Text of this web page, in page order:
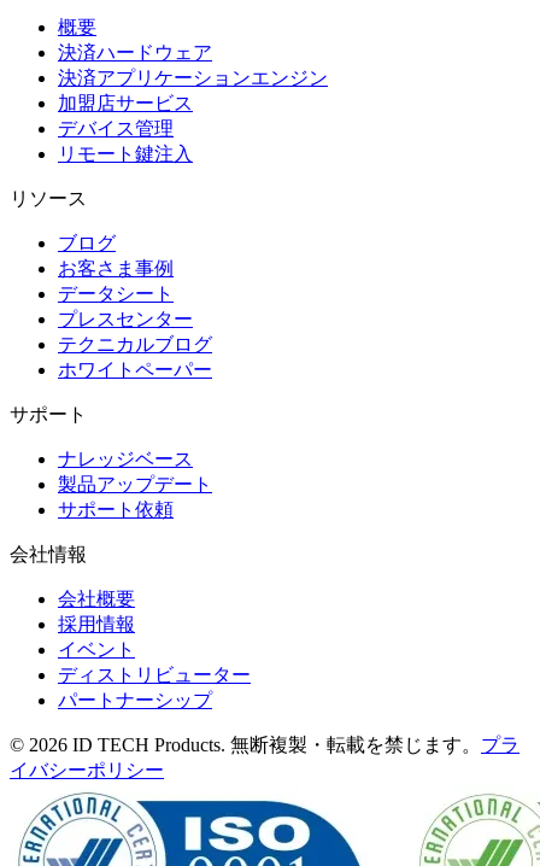
概要
決済ハードウェア
決済アプリケーションエンジン
加盟店サービス
デバイス管理
リモート鍵注入
リソース
ブログ
お客さま事例
データシート
プレスセンター
テクニカルブログ
ホワイトペーパー
サポート
ナレッジベース
製品アップデート
サポート依頼
会社情報
会社概要
採用情報
イベント
ディストリビューター
パートナーシップ
© 2026 ID TECH Products. 無断複製・転載を禁じます。 プラ
イバシーポリシー